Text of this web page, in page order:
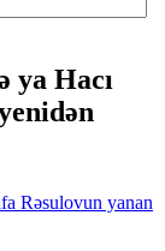
ya Hacı